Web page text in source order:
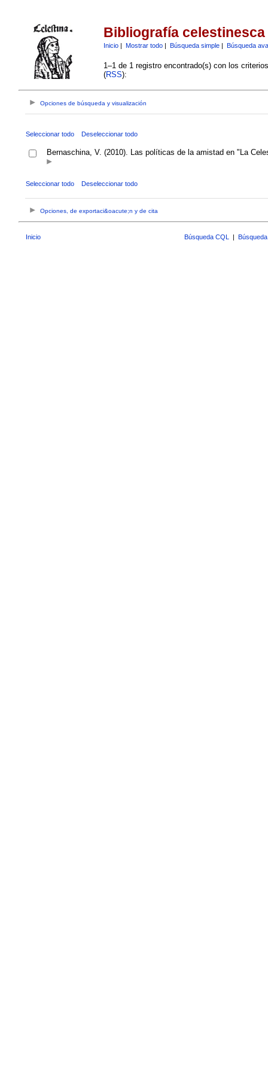
Bibliografía celestinesca
Inicio| Mostrar todo| Búsqueda simple| Búsqueda
1–1 de 1 registro encontrado(s) con los
(RSS):
Opciones de búsqueda y visualización
Seleccionar todo Deseleccionar todo
Bernaschina, V. (2010). Las políticas de la amistad en "La
Seleccionar todo Deseleccionar todo
Opciones, de exportaci&oacute;n y de cita
Inicio Búsqueda CQL |